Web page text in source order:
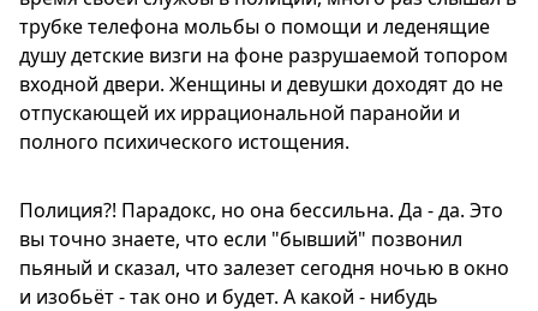
трубке телефона мольбы о помощи и леденящие
душу детские визги на фоне разрушаемой топором
входной двери. Женщины и девушки доходят до не
отпускающей их иррациональной паранойи и
полного психического истощения.
Полиция?! Парадокс, но она бессильна. Да - да. Это
вы точно знаете, что если "бывший" позвонил
пьяный и сказал, что залезет сегодня ночью в окно
и изобьёт - так оно и будет. А какой - нибудь